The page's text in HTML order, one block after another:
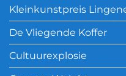
Kleinkunstpreis
De Vliegende Koffer
Cultuurexplosie